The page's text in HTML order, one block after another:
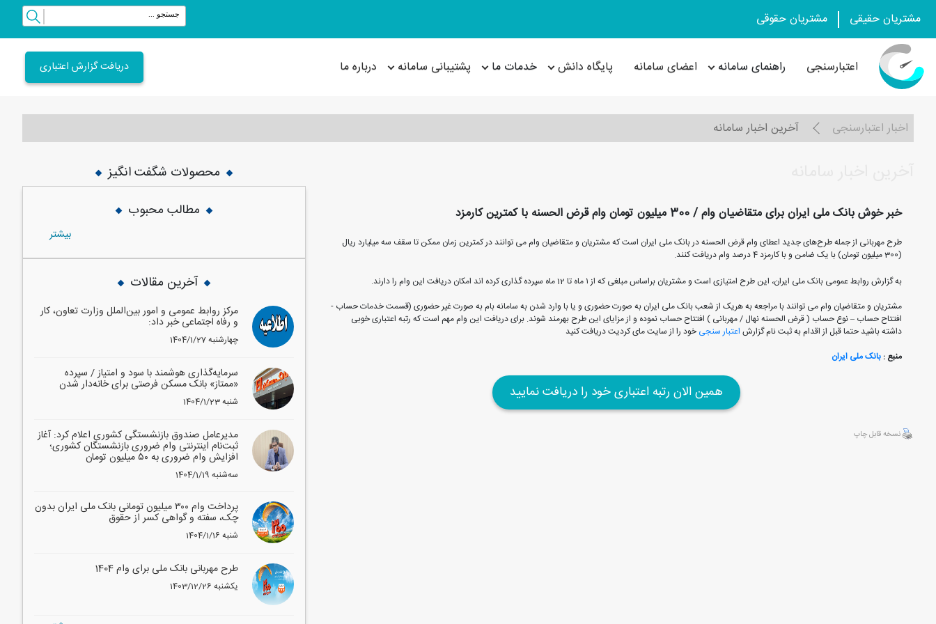
مشتریان حقیقی مشتریان حقوقی
اعتبارسنجی راهنمای سامانه اعضای سامانه پایگاه دانش خدمات ما پشتیبانی سامانه درباره ما دریافت گزارش اعتباری
اخبار اعتبارسنجی آخرین اخبار سامانه
خبر خوش بانک ملی ایران برای متقاضیان وام / 300 میلیون تومان وام قرض الحسنه با کمترین کارمزد
طرح‌ مهربانی از جمله طرح‌های جدید اعطای وام قرض الحسنه در بانک ملی ایران است که مشتریان و متقاضیان وام می توانند در کمترین زمان ممکن تا سقف سه میلیارد ریال
(300 میلیون تومان) با یک ضامن و با کارمزد 4 درصد وام دریافت کنند.
به گزارش روابط عمومی بانک ملی ایران، این طرح امتیازی است و مشتریان براساس مبلغی که از ۱ ماه تا 12 ماه سپرده گذاری کرده اند امکان دریافت این وام را دارند.
مشتریان و متقاضیان وام می توانند با مراجعه به هریک از شعب بانک ملی ایران به صورت حضوری و یا با وارد شدن به سامانه بام به صورت غیر حضوری (قسمت خدمات حساب -
افتتاح حساب – نوع حساب ( قرض الحسنه نهال / مهربانی ) افتتاح حساب نموده و از مزایای این طرح بهرمند شوند. برای دریافت این وام مهم است که رتبه اعتباری خوبی
داشته باشید حتما قبل از اقدام به ثبت نام گزارش اعتبار سنجی خود را از سایت مای کردیت دریافت کنید
منبع : بانک ملی ایران
همین الان رتبه اعتباری خود را دریافت نمایید
نسخه قابل چاپ
محصولات شگفت انگیز
مطالب محبوب
بيشتر
آخرین مقالات
مرکز روابط عمومی و امور بین‌الملل وزارت تعاون، کار
و رفاه اجتماعی خبر داد:
1404/1/27 چهارشنبه
سرمایه‌گذاری هوشمند با سود و امتیاز / سپرده
«ممتاز» بانک مسکن فرصتی برای خانه‌دار شدن
1404/1/23 شنبه
مدیرعامل صندوق بازنشستگی کشوری اعلام کرد: آغاز
ثبت‌نام اینترنتی وام ضروری بازنشستگان کشوری؛
افزایش وام ضروری به ۵۰ میلیون تومان
1404/1/19 سه‌شنبه
پرداخت وام ۳۰۰ میلیون تومانی بانک ملی ایران بدون
چک، سفته و گواهی کسر از حقوق
1404/1/16 شنبه
طرح مهربانی بانک ملی برای وام 1404
1403/12/26 یکشنبه